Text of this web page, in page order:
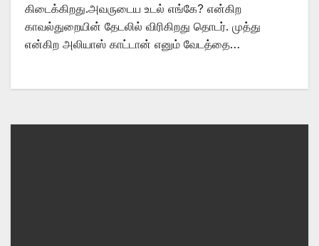
கிடைக்கிறது.அவருடைய உடல் எங்கே? என்கிற
காவல்துறையின் தேடலில் விரிகிறது தொடர். முத்து
என்கிற அலியாஸ் காட்டான் எனும் வேடத்தை…